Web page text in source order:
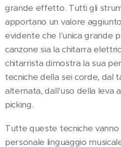
grande effetto. Tutti gli
apportano un valore
evidente che l'unica grande
canzone sia la chitarra
chitarrista dimostra la sua
tecniche della sei corde, dal
alternata, dall'uso della leva
picking.
Tutte queste tecniche vanno
personale linguaggio